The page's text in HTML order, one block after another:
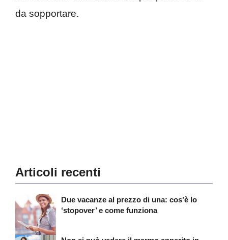
da sopportare.
Articoli recenti
Due vacanze al prezzo di una: cos’è lo
‘stopover’ e come funziona